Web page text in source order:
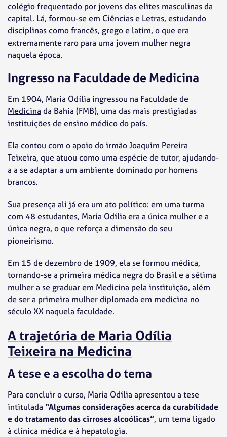
colégio frequentado por jovens das elites masculinas da
capital. Lá, formou-se em Ciências e Letras, estudando
disciplinas como francês, grego e latim, o que era
extremamente raro para uma jovem mulher negra
naquela época.
Ingresso na Faculdade de Medicina
Em 1904, Maria Odília ingressou na Faculdade de
Medicina da Bahia (FMB), uma das mais prestigiadas
instituições de ensino médico do país.
Ela contou com o apoio do irmão Joaquim Pereira
Teixeira, que atuou como uma espécie de tutor, ajudando-
a a se adaptar a um ambiente dominado por homens
brancos.
Sua presença ali já era um ato político: em uma turma
com 48 estudantes, Maria Odília era a única mulher e a
única negra, o que reforça a dimensão do seu
pioneirismo.
Em 15 de dezembro de 1909, ela se formou médica,
tornando-se a primeira médica negra do Brasil e a sétima
mulher a se graduar em Medicina pela instituição, além
de ser a primeira mulher diplomada em medicina no
século XX naquela faculdade.
A trajetória de Maria Odília
Teixeira na Medicina
A tese e a escolha do tema
Para concluir o curso, Maria Odília apresentou a tese
intitulada “Algumas considerações acerca da curabilidade
e do tratamento das cirroses alcoólicas”, um tema ligado
à clínica médica e à hepatologia.